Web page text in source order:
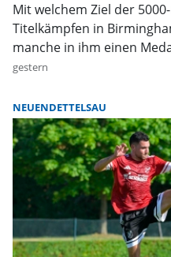
Mit welchem Ziel der
Titelkämpfen in
manche in ihm einen
gestern
NEUENDETTELSAU